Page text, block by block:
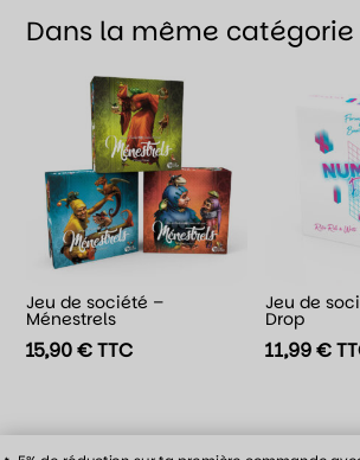
Dans la même catégorie
Jeu de société –
Ménestrels
15,90€TTC
Jeu de
Drop
11,99€